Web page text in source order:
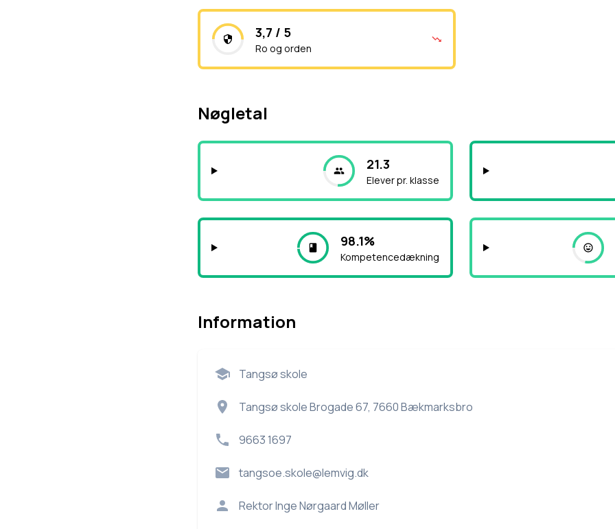
3,7 / 5
Ro og orden
Nøgletal
21.3
Elever pr. klasse
98.1%
Kompetencedækning
Information
Tangsø skole
Tangsø skole Brogade 67, 7660 Bækmarksbro
9663 1697
tangsoe.skole@lemvig.dk
RektorInge Nørgaard Møller